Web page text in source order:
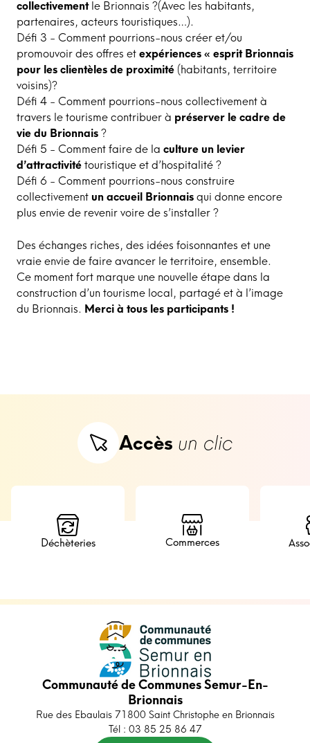
collectivementle Brionnais ?(Avec les habitants,
partenaires, acteurs touristiques…).
Défi 3 - Comment pourrions-nous créer et/ou
promouvoir des offres et expériences « esprit Brionnais
pour les clientèles de proximité (habitants, territoire
voisins)?
Défi 4 - Comment pourrions-nous collectivement à
travers le tourisme contribuer à préserver le cadre de
vie du Brionnais ?
Défi 5 - Comment faire de la culture un levier
d’attractivité touristique et d’hospitalité ?
Défi 6 - Comment pourrions-nous construire
collectivement un accueil Brionnais qui donne encore
plus envie de revenir voire de s’installer ?
Des échanges riches, des idées foisonnantes et une
vraie envie de faire avancer le territoire, ensemble.
Ce moment fort marque une nouvelle étape dans la
construction d’un tourisme local, partagé et à l’image
du Brionnais. Merci à tous les participants !
Accès un clic
Déchèteries Commerces
Communauté de Communes Semur-En-
Brionnais
Rue des Ebaulais 71800 Saint Christophe en Brionnais
Tél : 03 85 25 86 47